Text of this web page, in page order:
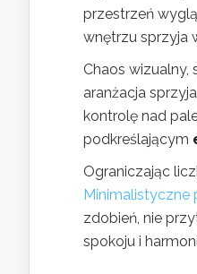
przestrzeń
wnętrzu sprzyja
Chaos
aranżacja
kontrolę nad
podkreślającym
Ograniczając
Minimalistyczne
zdobień, nie
spokoju i